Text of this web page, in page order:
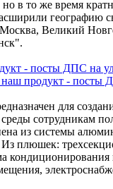
в то же время
географию
Великий
продукт - посты
для
сотрудникам
из системы
плюшек: